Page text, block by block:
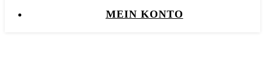
MEIN KONTO